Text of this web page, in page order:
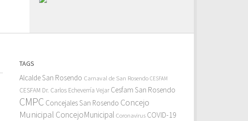
TAGS
Alcalde San Rosendo Carnaval de San Rosendo CESFAM
CESFAM Dr. Carlos Echeverría Vejar Cesfam San Rosendo
CMPC Concejales San Rosendo Concejo
Municipal ConcejoMunicipal Coronavirus COVID-19